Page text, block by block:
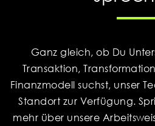
Ganz gleich, ob Du
Transaktion,
Finanzmodell suchst, unser
Standort zur Verfügung.
mehr über unsere